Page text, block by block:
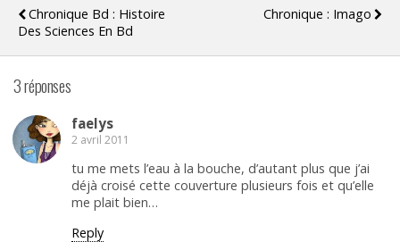
Chronique Bd : Histoire
Des Sciences En Bd
Chronique : Imago
3 réponses
faelys
2 avril 2011
tu me mets l’eau à la bouche, d’autant plus que j’ai
déjà croisé cette couverture plusieurs fois et qu’elle
me plait bien…
Reply